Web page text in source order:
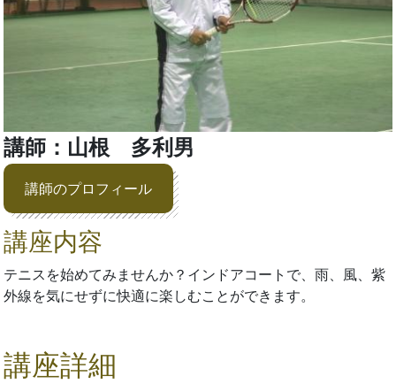
講師：山根 多利男
講師のプロフィール
講座内容
テニスを始めてみませんか？インドアコートで、雨、風、紫
外線を気にせずに快適に楽しむことができます。
講座詳細